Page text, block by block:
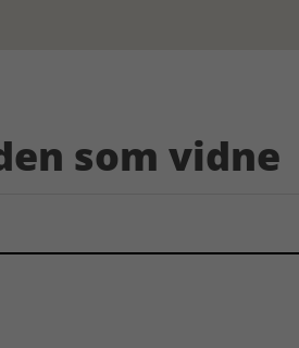
som vidne